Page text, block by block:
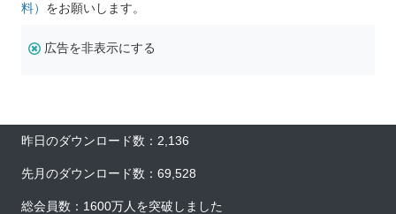
料） をお願いします。
広告を非表示にする
昨日のダウンロード数：2,136
先月のダウンロード数：69,528
総会員数：1600万人を突破しました